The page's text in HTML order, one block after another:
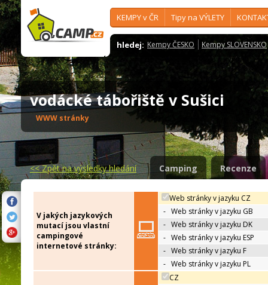
KEMPY v ČR Tipy na VÝLETY
hledej: Kempy ČESKO Kempy SLOVENSKO
vodácké tábořiště v Sušici
WWW stránky
<<Zpět na výsledky hledání Camping Recenze
V jakých jazykových
mutací jsou vlastní
campingové
internetové stránky:
Web stránky v jazyku CZ
- Web stránky v jazyku GB
- Web stránky v jazyku DK
- Web stránky v jazyku ESP
- Web stránky v jazyku F
- Web stránky v jazyku PL
CZ